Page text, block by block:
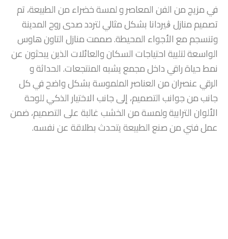
في مزيج من الفن المعاصر و لمسة خضراء من الطبيعة، تم
تصميم منازل ڨيردانا بشكل مثالي لتردد صدى روح المدينة
وتنسجم مع الأجواء المحيطة. صممت منازل التاون هاوس
الواسعة لتلبية احتياجات السكان والعائلات الذين يبحثون عن
نمط حياة راقي داخل مجمع يشبه المنتجعات. الحداثة و
الرقي عنصران من العناصر الملموسة بشكل واضح في كل
جانب من جوانب التصميم، إلى جانب الاختيار الذكي للوحة
الألوان الترابية ولمسة من الخشب غالبة على التصميم، ضمن
عمل فني من صنع الطبيعة يتحدث بطلاقة عن نفسه.